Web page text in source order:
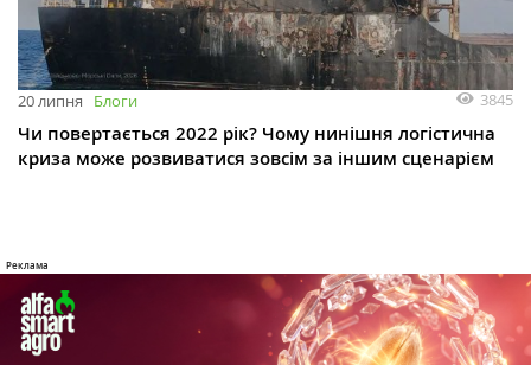
20 липня Блоги 3845
Чи повертається 2022 рік? Чому нинішня логістична
криза може розвиватися зовсім за іншим сценарієм